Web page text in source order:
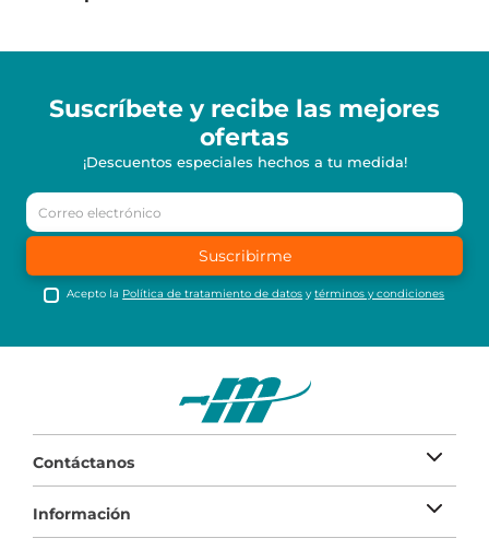
Suscríbete y recibe las mejores
ofertas
¡Descuentos especiales hechos a tu medida!
Suscribirme
Acepto la Política de tratamiento de datos ytérminos y condiciones
Contáctanos
Información